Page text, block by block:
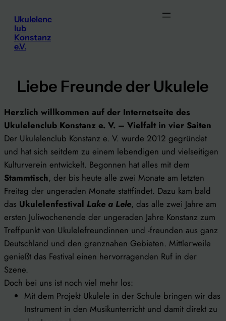
Inhalt
springen
Ukulelenc
lub
Konstanz
e.V.
Liebe Freunde der Ukulele
Herzlich willkommen auf der Internetseite des
Ukulelenclub Konstanz e. V. – Vielfalt in vier Saiten
Der Ukulelenclub Konstanz e. V. wurde 2012 gegründet
und hat sich seitdem zu einem lebendigen und vielseitigen
Kulturverein entwickelt. Begonnen hat alles mit dem
Stammtisch, der bis heute alle zwei Monate am letzten
Freitag der ungeraden Monate stattfindet. Dazu kam bald
das Ukulelenfestival Lake a Lele, das alle zwei Jahre am
ersten Juliwochenende der ungeraden Jahre Konstanz zum
Treffpunkt von Ukulelefreundinnen und -freunden aus ganz
Deutschland und den grenznahen Gebieten. Mittlerweile
genießt das Festival einen hervorragenden Ruf in der
Szene.
Doch bei uns ist noch viel mehr los:
Mit dem Projekt Ukulele in der Schule bringen wir das
Instrument in den Musikunterricht und damit direkt zu